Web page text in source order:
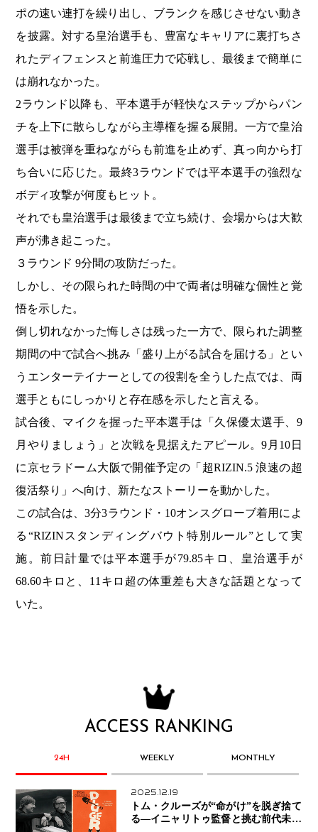
ポの速い連打を繰り出し、ブランクを感じさせない動き
を披露。対する皇治選手も、豊富なキャリアに裏打ちさ
れたディフェンスと前進圧力で応戦し、最後まで簡単に
は崩れなかった。
2ラウンド以降も、平本選手が軽快なステップからパン
チを上下に散らしながら主導権を握る展開。一方で皇治
選手は被弾を重ねながらも前進を止めず、真っ向から打
ち合いに応じた。最終3ラウンドでは平本選手の強烈な
ボディ攻撃が何度もヒット。
それでも皇治選手は最後まで立ち続け、会場からは大歓
声が沸き起こった。
３ラウンド 9分間の攻防だった。
しかし、その限られた時間の中で両者は明確な個性と覚
悟を示した。
倒し切れなかった悔しさは残った一方で、限られた調整
期間の中で試合へ挑み「盛り上がる試合を届ける」とい
うエンターテイナーとしての役割を全うした点では、両
選手ともにしっかりと存在感を示したと言える。
試合後、マイクを握った平本選手は「久保優太選手、9
月やりましょう」と次戦を見据えたアピール。9月10日
に京セラドーム大阪で開催予定の「超RIZIN.5 浪速の超
復活祭り」へ向け、新たなストーリーを動かした。
この試合は、3分3ラウンド・10オンスグローブ着用によ
る“RIZINスタンディングバウト特別ルール”として実
施。前日計量では平本選手が79.85キロ、皇治選手が
68.60キロと、11キロ超の体重差も大きな話題となって
いた。
ACCESS RANKING
24H WEEKLY MONTHLY
2025.12.19
トム・クルーズが“命がけ”を脱ぎ捨て
る―イニャリトゥ監督と挑む前代未聞